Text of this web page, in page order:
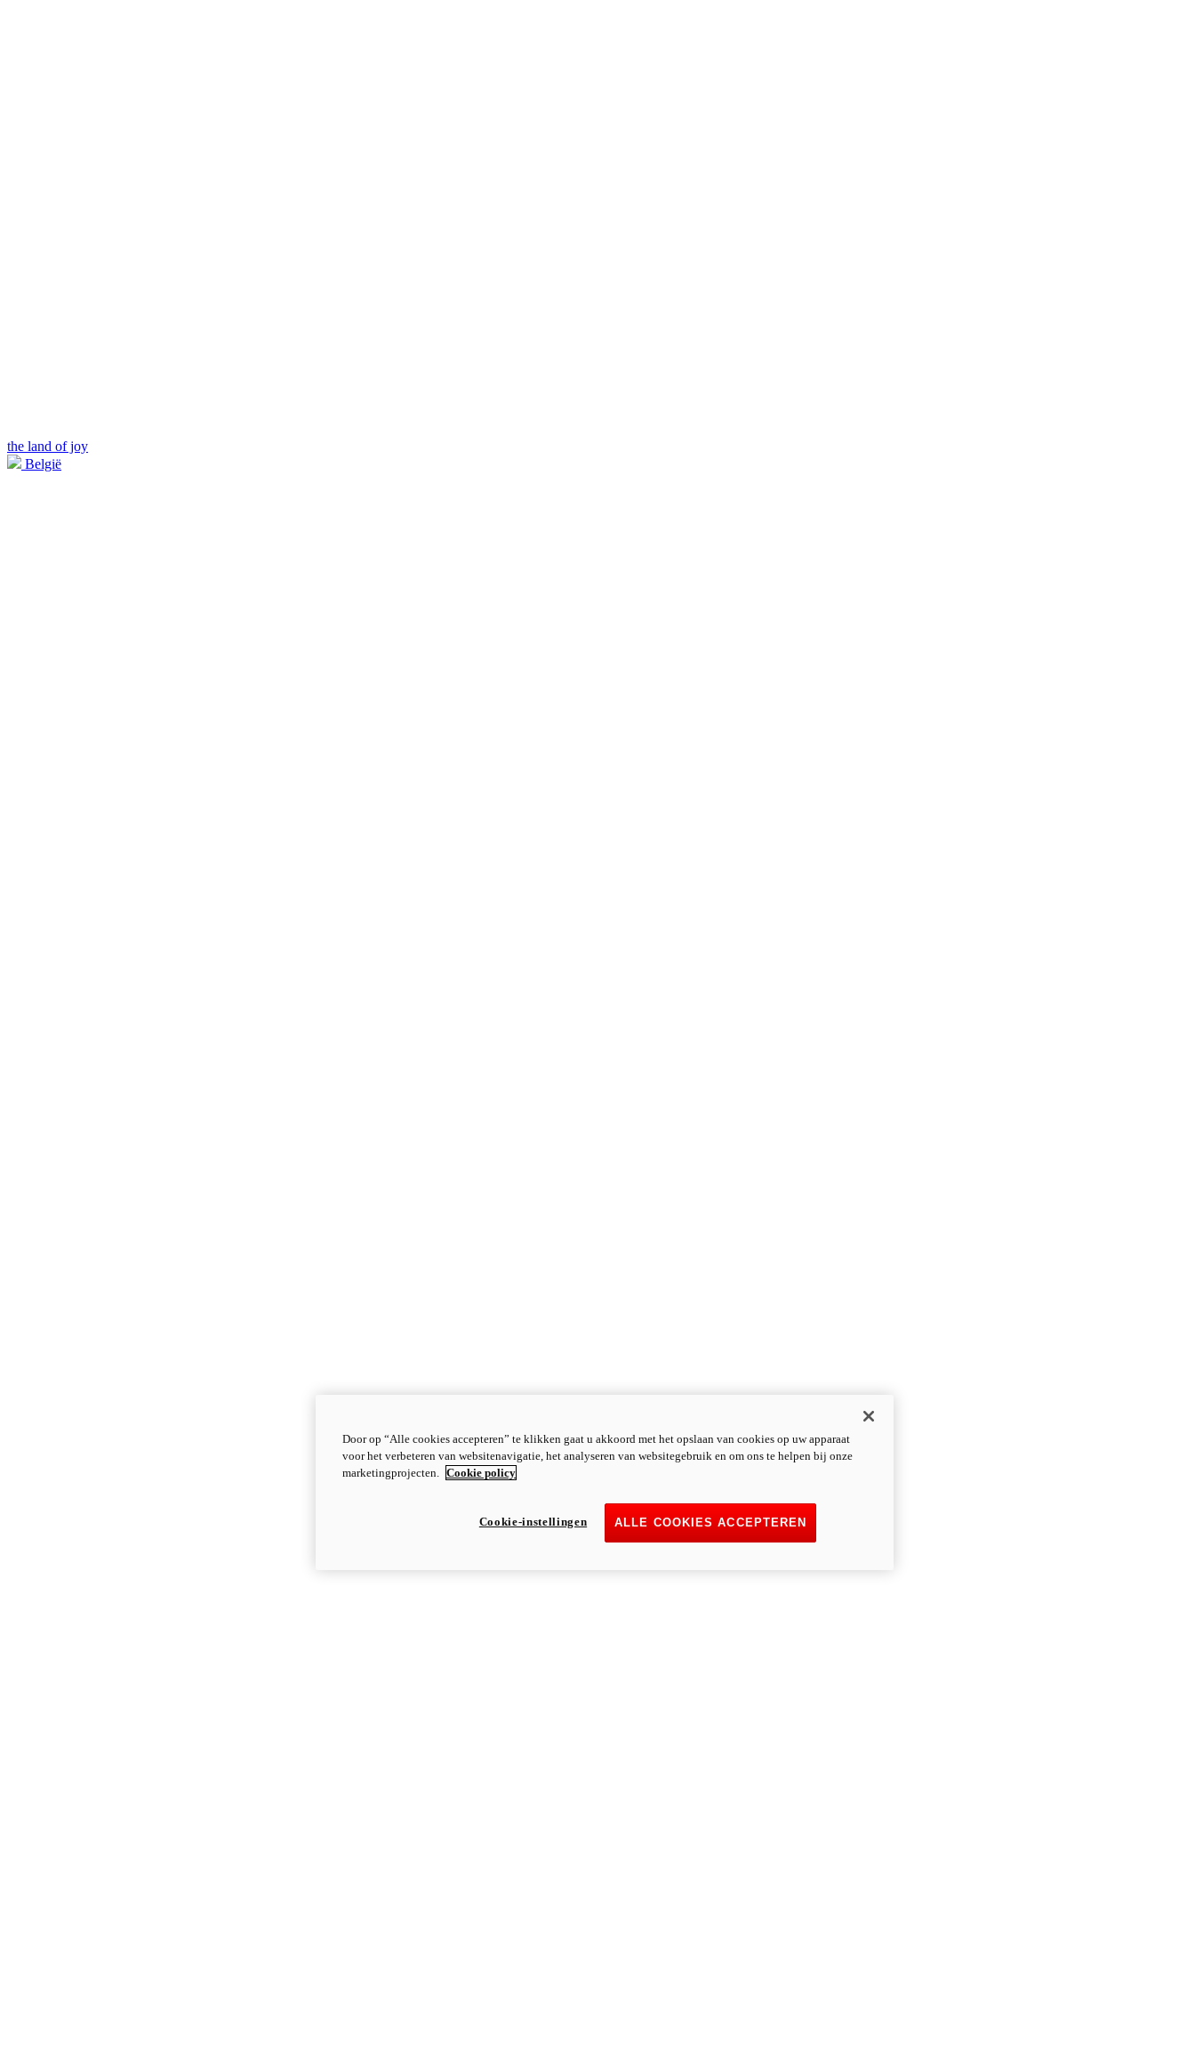
the land of joy
België
Door op “Alle cookies accepteren” te klikken gaat u akkoord met het opslaan van cookies op uw apparaat
voor het verbeteren van websitenavigatie, het analyseren van websitegebruik en om ons te helpen bij onze
marketingprojecten. Cookie policy
ALLE COOKIES ACCEPTEREN
Cookie-instellingen